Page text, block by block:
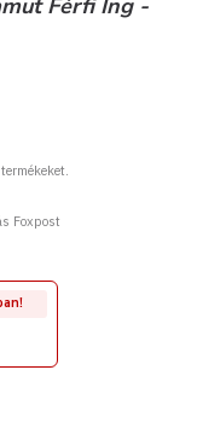
Férfi Ing -
Foxpost